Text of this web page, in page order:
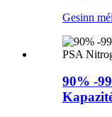
Gesinn
90% -